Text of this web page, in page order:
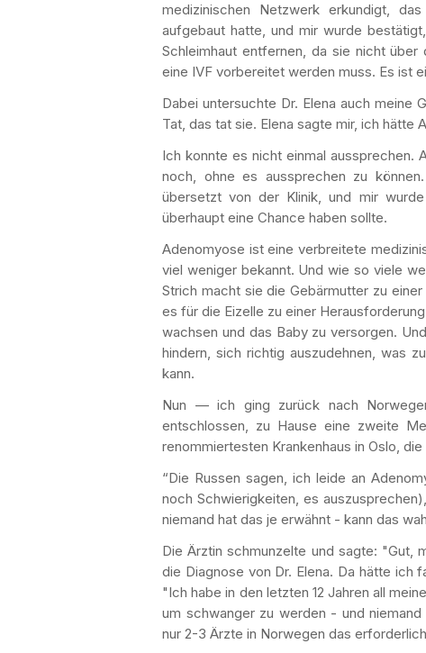
medizinischen Netzwerk erkundigt,
aufgebaut hatte, und mir wurde
Schleimhaut entfernen, da sie nicht
eine IVF vorbereitet werden muss. Es ist
Dabei untersuchte Dr. Elena auch meine
Tat, das tat sie. Elena sagte mir, ich hätte
Ich konnte es nicht einmal aussprechen.
noch, ohne es aussprechen zu
übersetzt von der Klinik, und mir
überhaupt eine Chance haben sollte.
Adenomyose ist eine verbreitete
viel weniger bekannt. Und wie so viele
Strich macht sie die Gebärmutter zu
es für die Eizelle zu einer
wachsen und das Baby zu versorgen.
hindern, sich richtig auszudehnen, was
kann.
Nun — ich ging zurück nach
entschlossen, zu Hause eine zweite
renommiertesten Krankenhaus in Oslo,
“Die Russen sagen, ich leide an
noch Schwierigkeiten, es
niemand hat das je erwähnt - kann das
Die Ärztin schmunzelte und sagte: "Gut,
die Diagnose von Dr. Elena. Da hätte ich
"Ich habe in den letzten 12 Jahren all
um schwanger zu werden - und
nur 2-3 Ärzte in Norwegen das